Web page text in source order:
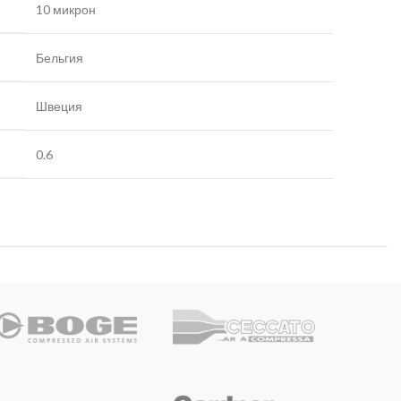
10 микрон
Бельгия
Швеция
0.6